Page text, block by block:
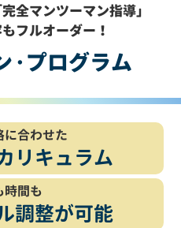
全マンツーマン指導」
フルオーダー！
・プログラム
に合わせた
リキュラム
時間も
調整が可能